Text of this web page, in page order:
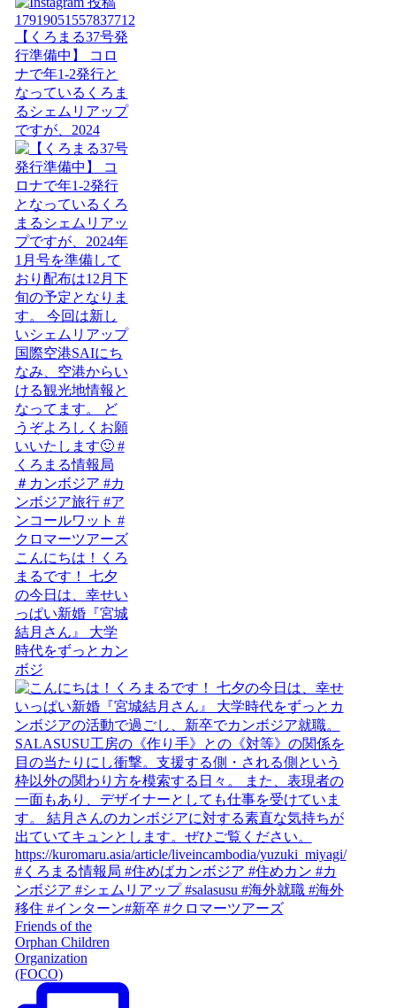
【くろまる37号発
行準備中】 コロ
ナで年1-2発行と
なっているくろま
るシェムリアップ
ですが、2024
こんにちは！くろ
まるです！ 七夕
の今日は、幸せい
っぱい新婚『宮城
結月さん』 大学
時代をずっとカン
ボジ
Friends of the
Orphan Children
Organization
(FOCO)